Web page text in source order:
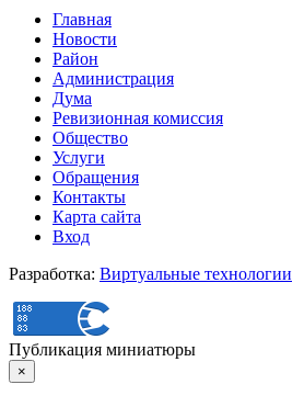
Главная
Новости
Район
Администрация
Дума
Ревизионная комиссия
Общество
Услуги
Обращения
Контакты
Карта сайта
Вход
Разработка: Виртуальные технологии
Публикация миниатюры
×